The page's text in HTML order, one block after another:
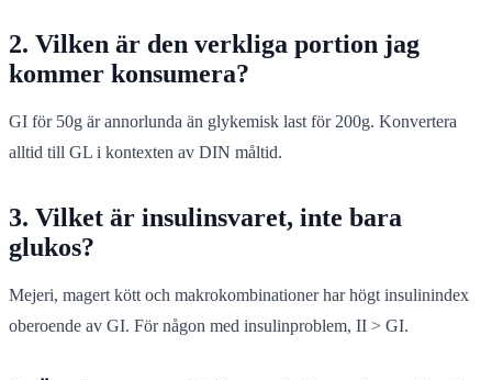
2. Vilken är den verkliga portion jag
kommer konsumera?
GI för 50g är annorlunda än glykemisk last för 200g. Konvertera
alltid till GL i kontexten av DIN måltid.
3. Vilket är insulinsvaret, inte bara
glukos?
Mejeri, magert kött och makrokombinationer har högt insulinindex
oberoende av GI. För någon med insulinproblem, II > GI.